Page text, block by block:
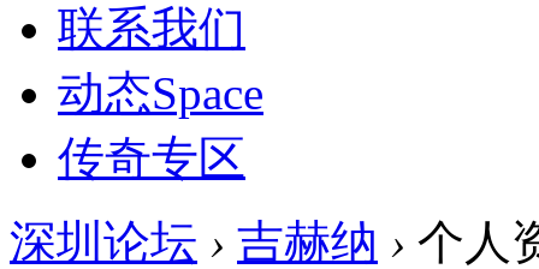
联系我们
动态Space
传奇专区
深圳论坛 › 吉赫纳 › 个人